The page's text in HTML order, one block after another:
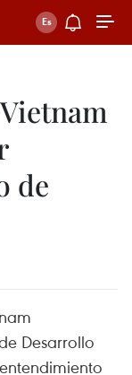
de
Desarrollo